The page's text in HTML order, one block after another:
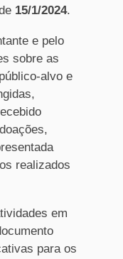
15/1/2024.
e pelo
sobre as
alvo e
realizados
em
para os